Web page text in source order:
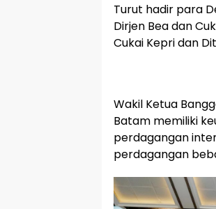
Turut hadir para
Dirjen Bea dan
Cukai Kepri dan
Wakil Ketua
Batam memiliki
perdagangan
perdagangan